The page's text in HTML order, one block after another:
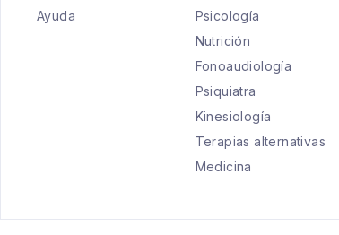
Ayuda
Psicología
Nutrición
Fonoaudiología
Psiquiatra
Kinesiología
Terapias alternativas
Medicina